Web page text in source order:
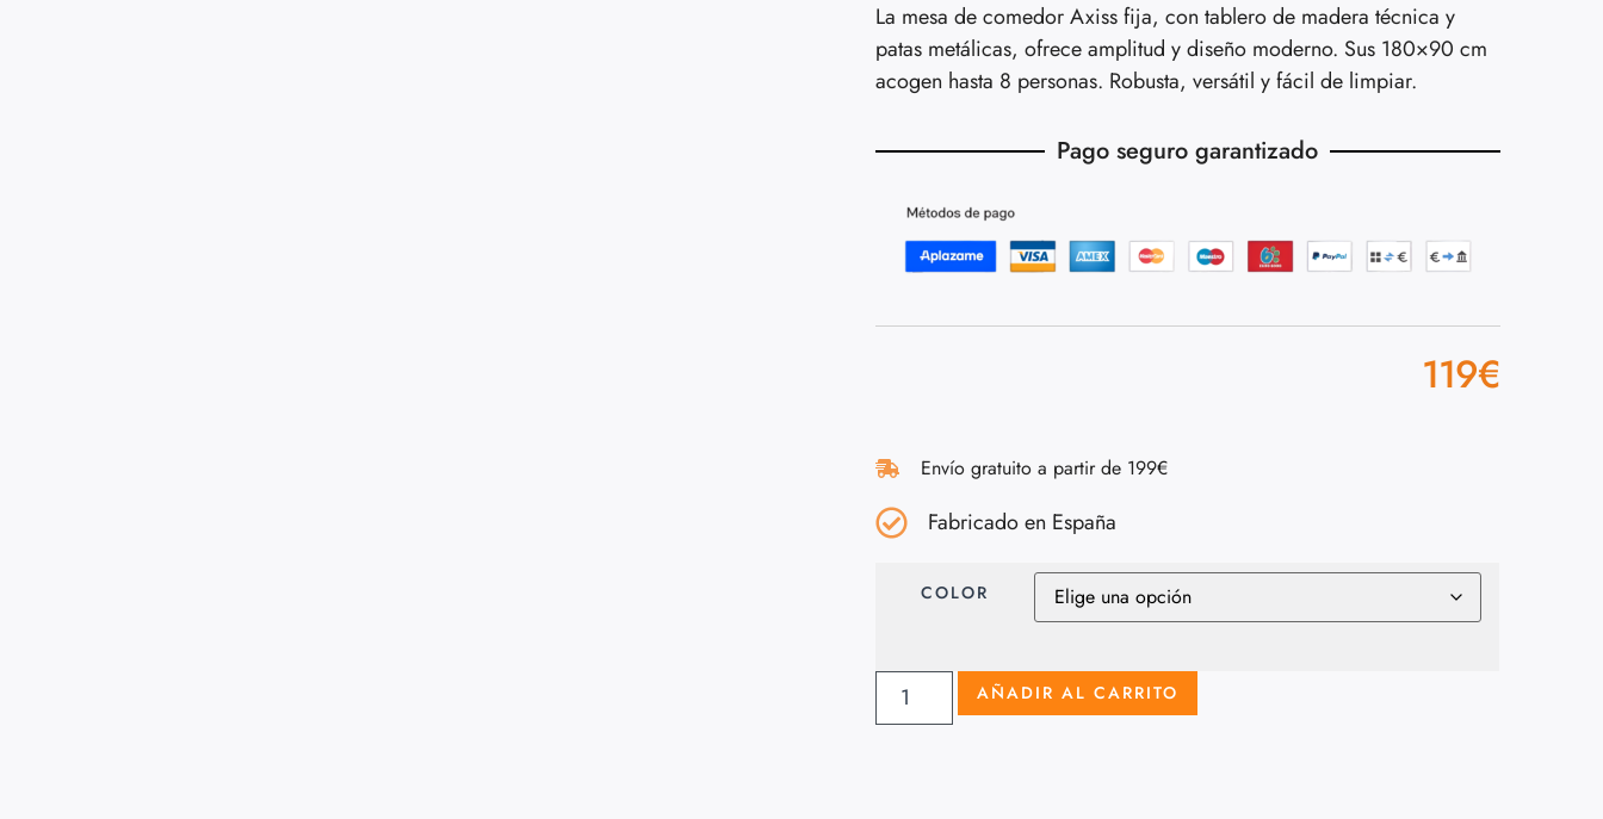
La mesa de comedor Axiss fija, con tablero de madera técnica y
patas metálicas, ofrece amplitud y diseño moderno. Sus 180×90 cm
acogen hasta 8 personas. Robusta, versátil y fácil de limpiar.
Pago seguro garantizado
119€
Envío gratuito a partir de 199€
Fabricado en España
COLOR
AÑADIR AL CARRITO